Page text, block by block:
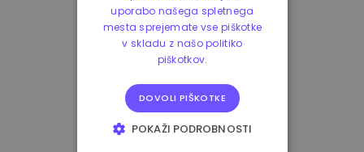
uporabo našega spletnega
mesta sprejemate vse piškotke
v skladu z našo politiko
piškotkov.
DOVOLI PIŠKOTKE
POKAŽI PODROBNOSTI